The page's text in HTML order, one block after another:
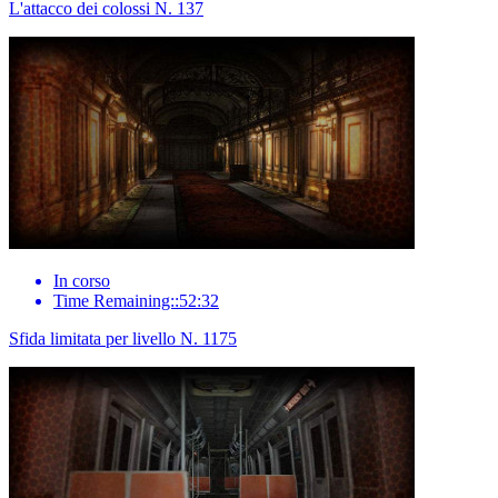
L'attacco dei colossi N. 137
In corso
Time Remaining::52:32
Sfida limitata per livello N. 1175